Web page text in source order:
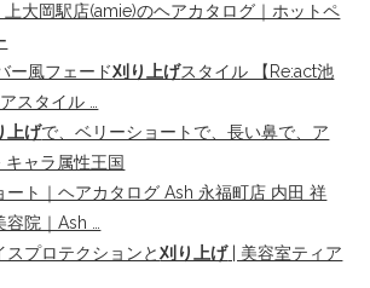
上大岡駅店(amie)のヘアカタログ｜ホットペ
ー風フェード刈り上げスタイル 【Re:act池
スタイル …
上げで、ベリーショートで、長い鼻で、ア
キャラ属性王国
ート｜ヘアカタログ Ash 永福町店 内田 祥
院｜Ash …
スプロテクションと刈り上げ| 美容室ティア